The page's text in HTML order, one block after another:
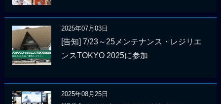
2025年07月03日
[告知] 7/23～25メンテナンス・レジリエ
ンスTOKYO 2025に参加
2025年08月25日